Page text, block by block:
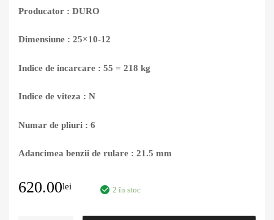
Producator : DURO
Dimensiune : 25×10-12
Indice de incarcare : 55 = 218 kg
Indice de viteza : N
Numar de pliuri : 6
Adancimea benzii de rulare : 21.5 mm
620.00lei 2 în stoc